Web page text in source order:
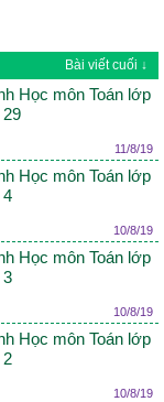
Bài viết cuối ↓
Học môn Toán lớp
29
11/8/19
Học môn Toán lớp
4
10/8/19
Học môn Toán lớp
3
10/8/19
Học môn Toán lớp
2
10/8/19